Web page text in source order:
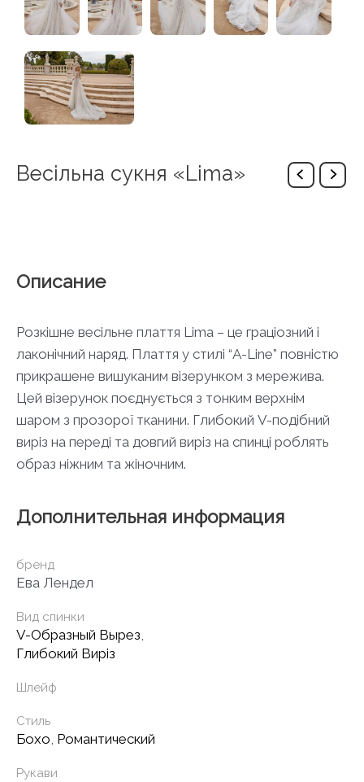
Весільна сукня «Lima»
Описание
Розкішне весільне плаття Lima – це граціозний і
лаконічний наряд. Плаття у стилі “A-Line” повністю
прикрашене вишуканим візерунком з мережива.
Цей візерунок поєднується з тонким верхнім
шаром з прозорої тканини. Глибокий V-подібний
виріз на переді та довгий виріз на спинці роблять
образ ніжним та жіночним.
Дополнительная информация
бренд
Ева Лендел
Вид спинки
V-Образный Вырез,
Глибокий Виріз
Шлейф
Стиль
Бохо, Романтический
Рукави